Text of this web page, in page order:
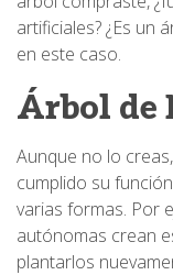
artificiales? ¿Es un
en este caso.
Árbol de
Aunque no lo
cumplido su
varias formas. Por
autónomas crean
plantarlos